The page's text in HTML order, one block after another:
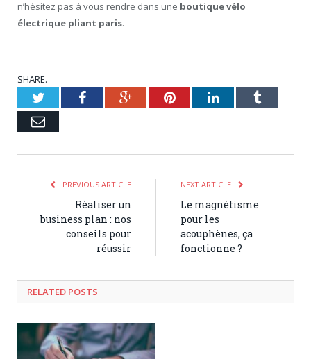
n’hésitez pas à vous rendre dans une boutique vélo
électrique pliant paris.
SHARE.
TwitterFacebookGoogle+PinterestLinkedInTumblr
Email
PREVIOUS ARTICLE
Réaliser un
business plan : nos
conseils pour
réussir
NEXT ARTICLE
Le magnétisme
pour les
acouphènes, ça
fonctionne ?
RELATED POSTS